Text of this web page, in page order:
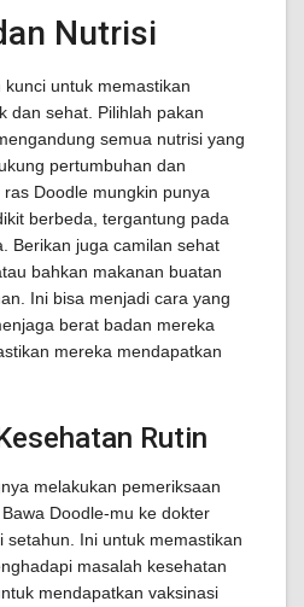
Nutrisi
untuk memastikan
dan sehat. Pilihlah pakan
semua nutrisi yang
pertumbuhan dan
Doodle mungkin punya
berbeda, tergantung pada
Berikan juga camilan sehat
bahkan makanan buatan
Ini bisa menjadi cara yang
berat badan mereka
mereka mendapatkan
Rutin
melakukan pemeriksaan
Doodle-mu ke dokter
setahun. Ini untuk memastikan
masalah kesehatan
mendapatkan vaksinasi